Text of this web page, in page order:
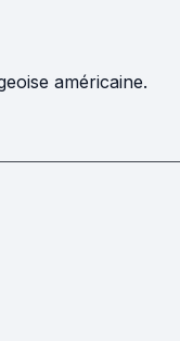
américaine.